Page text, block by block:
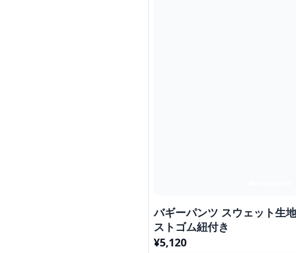
バギーパンツ スウェット生
ストゴム紐付き
¥5,120